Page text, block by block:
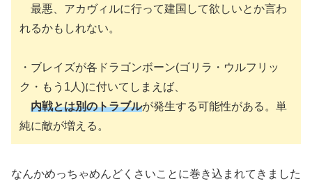
最悪、アカヴィルに行って建国して欲しいとか言わ
れるかもしれない。
・ブレイズが各ドラゴンボーン(ゴリラ・ウルフリッ
ク・もう1人)に付いてしまえば、
内戦とは別のトラブルが発生する可能性がある。単
純に敵が増える。
なんかめっちゃめんどくさいことに巻き込まれてきました